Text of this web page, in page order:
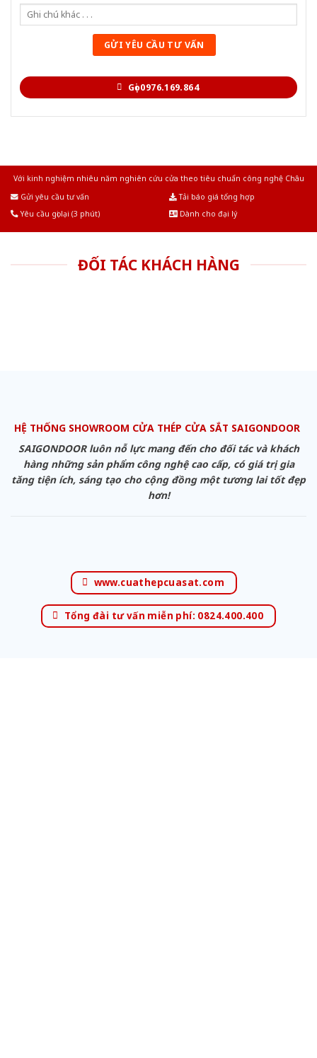
Gọi 0976.169.864
Với kinh nghiệm nhiêu năm nghiên cứu cửa theo tiêu chuẩn công nghệ Châu
Gửi yêu cầu tư vấn
Tải báo giá tổng hợp
Yêu cầu gọi lại (3 phút)
Dành cho đại lý
ĐỐI TÁC KHÁCH HÀNG
HỆ THỐNG SHOWROOM CỬA THÉP CỬA SẮT SAIGONDOOR
SAIGONDOOR luôn nỗ lực mang đến cho đối tác và khách
hàng những sản phẩm công nghệ cao cấp, có giá trị gia
tăng tiện ích, sáng tạo cho cộng đồng một tương lai tốt đẹp
hơn!
www.cuathepcuasat.com
Tổng đài tư vấn miễn phí: 0824.400.400